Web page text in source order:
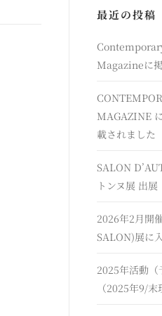
最近の投稿
Magazineに
MAGAZINE
載されました
SALON
トンヌ展 出展
2026年2月開
SALON)展に
2025年活動（
（2025年9/末